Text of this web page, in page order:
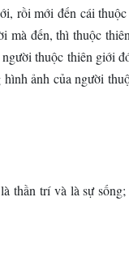
rồi mới đến cái
mà đến, thì thuộc
thuộc thiên giới
ảnh của người
thần trí và là sự